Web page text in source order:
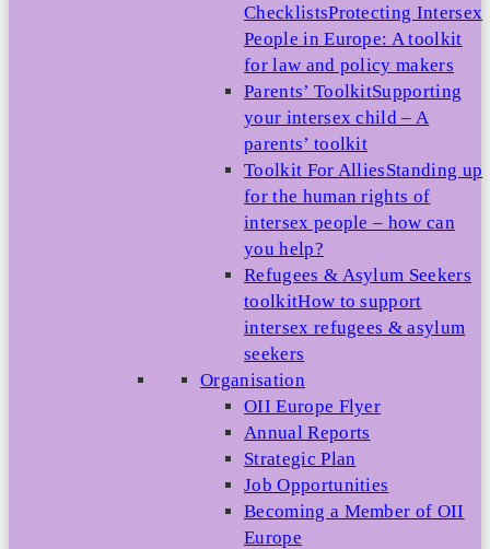
ChecklistsProtecting Intersex
People in Europe: A toolkit
for law and policy makers
Parents’ ToolkitSupporting
your intersex child – A
parents’ toolkit
Toolkit For AlliesStanding up
for the human rights of
intersex people – how can
you help?
Refugees & Asylum Seekers
toolkitHow to support
intersex refugees & asylum
seekers
Organisation
OII Europe Flyer
Annual Reports
Strategic Plan
Job Opportunities
Becoming a Member of OII
Europe